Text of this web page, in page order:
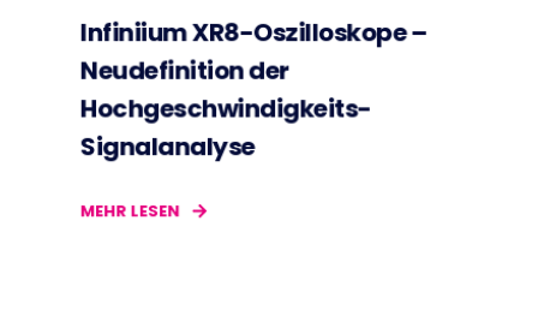
Infiniium XR8-Oszilloskope –
Neudefinition der
Hochgeschwindigkeits-
Signalanalyse
MEHR LESEN